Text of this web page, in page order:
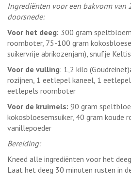
Ingrediënten voor een bakvorm van
doorsnede:
Voor het deeg: 300 gram
roomboter, 75-100 gram
suikervrije abrikozenjam), snufje
Voor de vulling: 1,2 kilo
rozijnen, 1 eetlepel kaneel, 1
eetlepels roomboter
Voor de kruimels: 90 gram
kokosbloesemsuiker, 40 gram koude
vanillepoeder
Bereiding:
Kneed alle ingrediënten voor het
Laat het deeg 30 minuten rusten in